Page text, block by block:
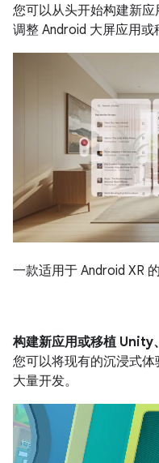
您可以从头开始构建新
调整 Android 大屏应用或
一款适用于 Android XR
构建新应用或移植 Unity
您可以将现有的沉浸式
大量开发。